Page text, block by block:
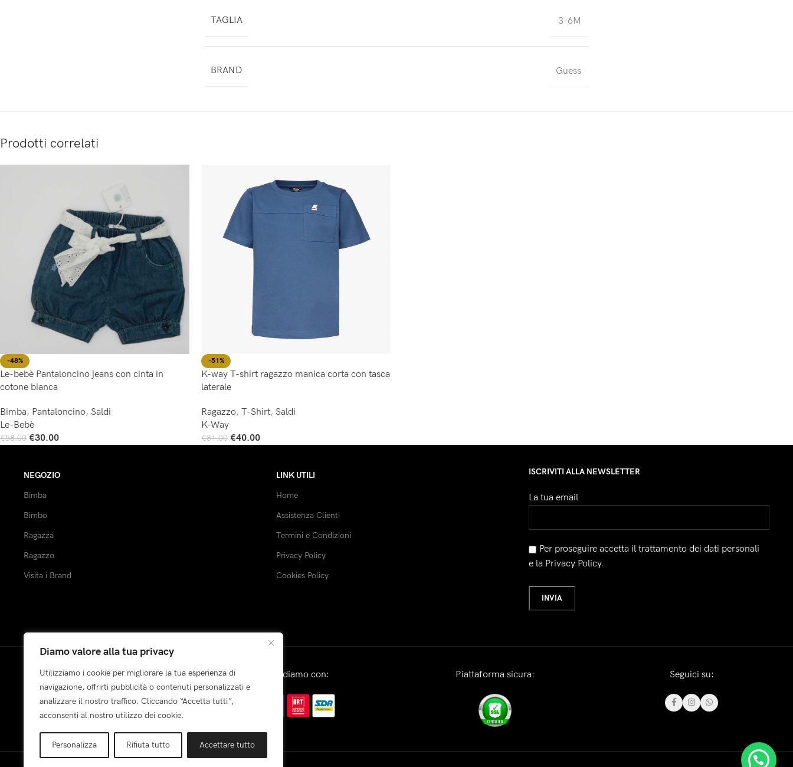
Diamo valore alla tua privacy
Utilizziamo i cookie per migliorare la tua esperienza di
navigazione, offrirti pubblicità o contenuti personalizzati e
analizzare il nostro traffico. Cliccando “Accetta tutti”,
acconsenti al nostro utilizzo dei cookie.
Personalizza Rifiuta tutto Accettare tutto
TAGLIA 3-6M
BRAND Guess
Prodotti correlati
-48%
Le-bebè Pantaloncino jeans con cinta in
cotone bianca
Bimba, Pantaloncino, Saldi
Le-Bebè
€58.00 €30.00
-51%
K-way T-shirt ragazzo manica corta con tasca
laterale
Ragazzo, T-Shirt, Saldi
K-Way
€81.00 €40.00
NEGOZIO
Bimba
Bimbo
Ragazza
Ragazzo
Visita i Brand
LINK UTILI
Home
Assistenza Clienti
Termini e Condizioni
Privacy Policy
Cookies Policy
ISCRIVITI ALLA NEWSLETTER
La tua email
Per proseguire accetta il trattamento dei dati personali
e la Privacy Policy.
Pagamenti: Spediamo con: Piattaforma sicura: Seguici su: